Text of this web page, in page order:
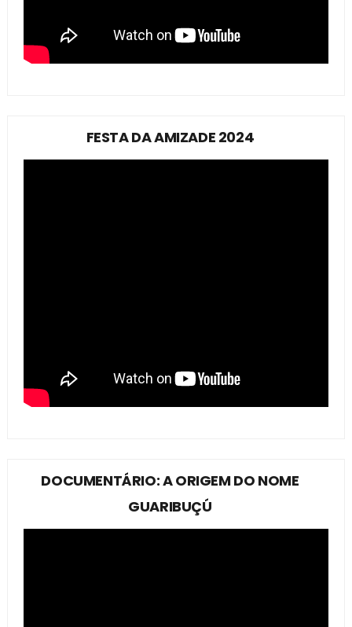
FESTA DA AMIZADE 2024
DOCUMENTÁRIO: A ORIGEM DO NOME
GUARIBUÇÚ